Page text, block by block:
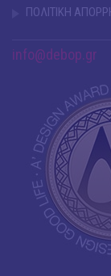
ΠΟΛΙΤΙΚΗ
info@debop.gr